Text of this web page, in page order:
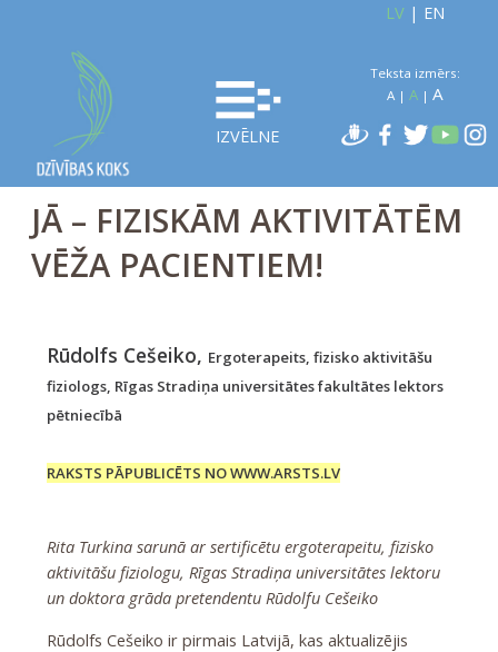
IZVĒLNE
LV| EN
Teksta izmērs:
A| A| A
JĀ – FIZISKĀM AKTIVITĀTĒM
VĒŽA PACIENTIEM!
Rūdolfs Cešeiko, Ergoterapeits, fizisko aktivitāšu
fiziologs, Rīgas Stradiņa universitātes fakultātes lektors
pētniecībā
RAKSTS PĀPUBLICĒTS NO WWW.ARSTS.LV
Rita Turkina sarunā ar sertificētu ergoterapeitu, fizisko
aktivitāšu fiziologu, Rīgas Stradiņa universitātes lektoru
un doktora grāda pretendentu Rūdolfu Cešeiko
Rūdolfs Cešeiko ir pirmais Latvijā, kas aktualizējis